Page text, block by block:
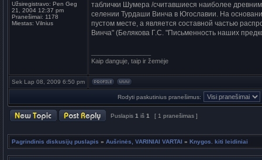
Užsiregistravo: Pen Geg
21, 2004 12:37 pm
Pranešimai: 1178
Miestas: Vilnius
таблички Шумера /считавшиеся наиболее
селении Турдаши Винча в Югославии. На
пустом месте, а является составной частью
Винча" (Белякова Г.С. "Письменность наших
Kaip danguje, taip ir žemėje
Sek Lap 08, 2009 6:50 pm
Rodyti paskutinius pranešimus:
Puslapis 1 iš 1 [ 1 pranešimas ]
Pagrindinis diskusijų puslapis » Aušrinės, VARINIAI VARTAI » Knygos. kiti leidiniai